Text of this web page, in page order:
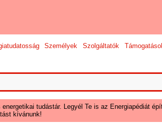
Személyek Szolgáltatók
tudástár. Legyél Te is az Energiapédiát
kívánunk!